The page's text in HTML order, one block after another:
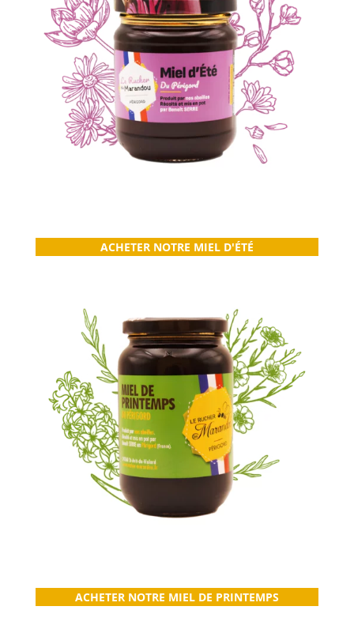
ACHETER NOTRE MIEL D'ÉTÉ
ACHETER NOTRE MIEL DE PRINTEMPS